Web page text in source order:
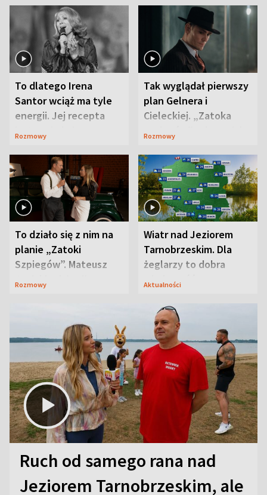
To dlatego Irena
Santor wciąż ma tyle
energii. Jej recepta
jest zaskakująco
Rozmowy
Tak wyglądał pierwszy
plan Gelnera i
Cieleckiej. „Zatoka
szpiegów” od razu ich
Rozmowy
To działo się z nim na
planie „Zatoki
Szpiegów”. Mateusz
Janicki odsłonił
Rozmowy
Wiatr nad Jeziorem
Tarnobrzeskim. Dla
żeglarzy to dobra
wiadomość
Aktualności
Ruch od samego rana nad
Jeziorem Tarnobrzeskim, ale